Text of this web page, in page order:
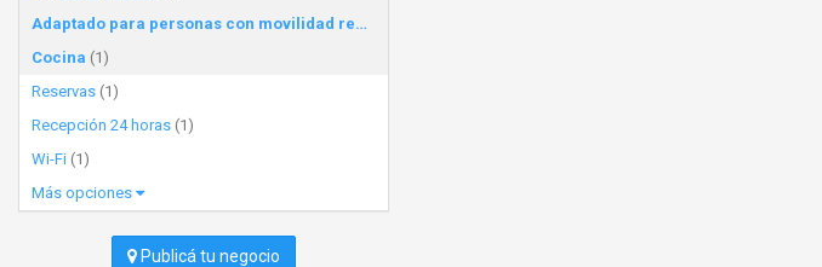
Adaptado para personas con movilidad reducida
Cocina (1)
Reservas (1)
Recepción 24 horas (1)
Wi-Fi (1)
Más opciones
Publicá tu negocio